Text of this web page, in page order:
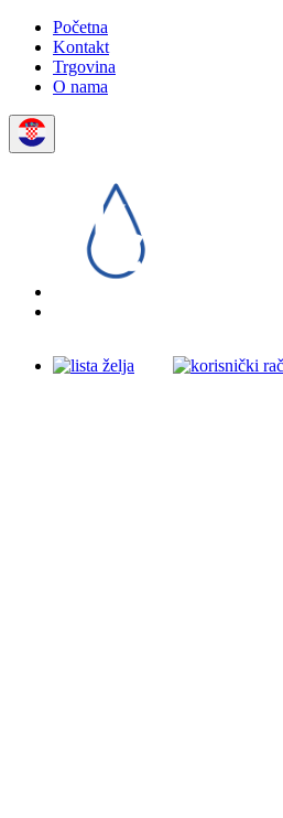
Početna
Kontakt
Trgovina
O nama